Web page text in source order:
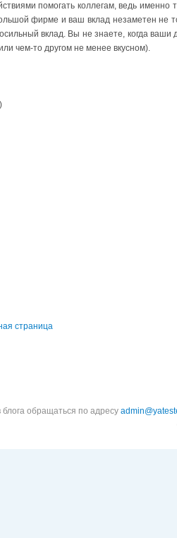
помогать коллегам, ведь именно
фирме и ваш вклад незаметен не
вклад. Вы не знаете, когда ваши
чем-то другом не менее вкусном).
страница
обращаться по адресу